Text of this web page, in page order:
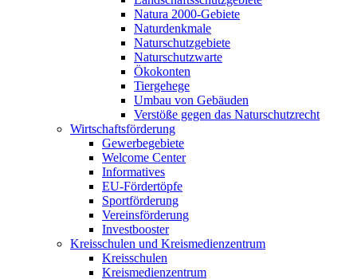
Natura 2000-Gebiete
Naturdenkmale
Naturschutzgebiete
Naturschutzwarte
Ökokonten
Tiergehege
Umbau von Gebäuden
Verstöße gegen das Naturschutzrecht
Wirtschaftsförderung
Gewerbegebiete
Welcome Center
Informatives
EU-Fördertöpfe
Sportförderung
Vereinsförderung
Investbooster
Kreisschulen und Kreismedienzentrum
Kreisschulen
Kreismedienzentrum